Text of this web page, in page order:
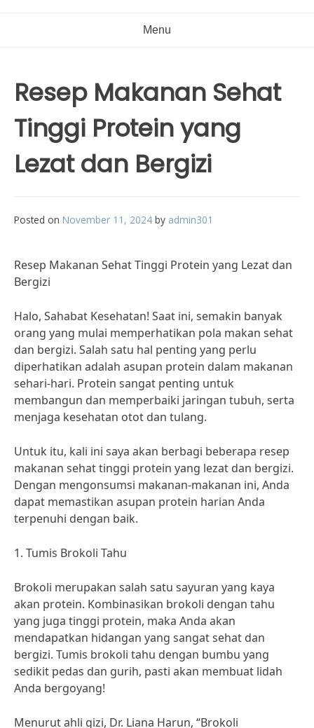
Menu
Resep Makanan Sehat
Tinggi Protein yang
Lezat dan Bergizi
Posted on November 11, 2024 by admin301
Resep Makanan Sehat Tinggi Protein yang Lezat dan
Bergizi
Halo, Sahabat Kesehatan! Saat ini, semakin banyak
orang yang mulai memperhatikan pola makan sehat
dan bergizi. Salah satu hal penting yang perlu
diperhatikan adalah asupan protein dalam makanan
sehari-hari. Protein sangat penting untuk
membangun dan memperbaiki jaringan tubuh, serta
menjaga kesehatan otot dan tulang.
Untuk itu, kali ini saya akan berbagi beberapa resep
makanan sehat tinggi protein yang lezat dan bergizi.
Dengan mengonsumsi makanan-makanan ini, Anda
dapat memastikan asupan protein harian Anda
terpenuhi dengan baik.
1. Tumis Brokoli Tahu
Brokoli merupakan salah satu sayuran yang kaya
akan protein. Kombinasikan brokoli dengan tahu
yang juga tinggi protein, maka Anda akan
mendapatkan hidangan yang sangat sehat dan
bergizi. Tumis brokoli tahu dengan bumbu yang
sedikit pedas dan gurih, pasti akan membuat lidah
Anda bergoyang!
Menurut ahli gizi, Dr. Liana Harun, “Brokoli